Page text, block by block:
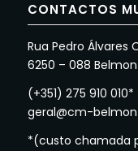
CONTACTOS
Rua Pedro Álvares
6250 – 088
(+351) 275 910 010*
geral@cm-
*(custo chamada